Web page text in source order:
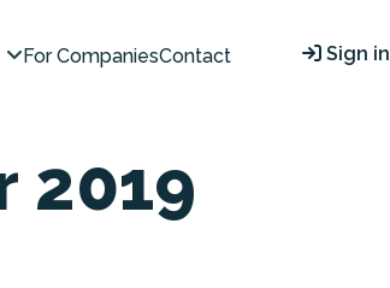
For CompaniesContact Sign in
2019